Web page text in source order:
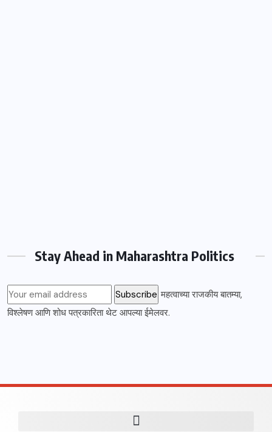
Stay Ahead in Maharashtra Politics
महत्वाच्या राजकीय बातम्या,
विश्लेषण आणि शोध पत्रकारिता थेट आपल्या ईमेलवर.